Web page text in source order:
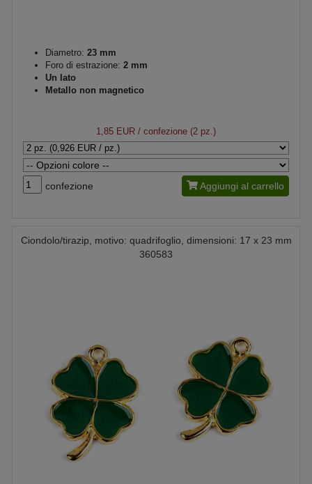
Diametro: 23 mm
Foro di estrazione: 2 mm
Un lato
Metallo non magnetico
1,85 EUR / confezione (2 pz.)
confezione Aggiungi al carrello
Ciondolo/tirazip, motivo: quadrifoglio, dimensioni: 17 x 23 mm
360583